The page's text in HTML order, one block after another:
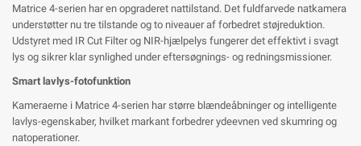
Matrice 4-serien har en opgraderet nattilstand. Det fuldfarvede natkamera
understøtter nu tre tilstande og to niveauer af forbedret støjreduktion.
Udstyret med IR Cut Filter og NIR-hjælpelys fungerer det effektivt i svagt
lys og sikrer klar synlighed under eftersøgnings- og redningsmissioner.
Smart lavlys-fotofunktion
Kameraerne i Matrice 4-serien har større blændeåbninger og intelligente
lavlys-egenskaber, hvilket markant forbedrer ydeevnen ved skumring og
natoperationer.